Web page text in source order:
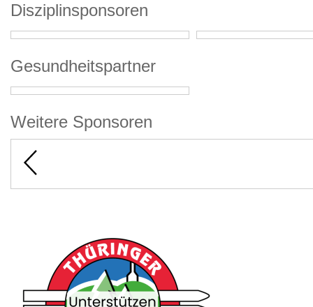
Disziplinsponsoren
Gesundheitspartner
Weitere Sponsoren